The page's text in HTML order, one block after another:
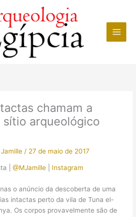
chamam a
sítio arqueológico
/ 27 de maio de 2017
|@MJamille Instagram
o anúncio da descoberta de uma
intactas perto da vila de Tuna el-
Os corpos provavelmente são de